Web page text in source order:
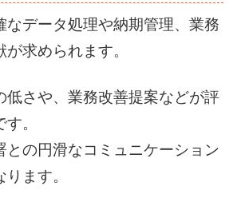
なデータ処理や納期管理、業務
求められます。
低さや、業務改善提案などが評
。
との円滑なコミュニケーション
ます。